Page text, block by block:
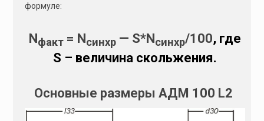
формуле:
Nфакт = Nсинхр — S*Nсинхр/100, где
S – величина скольжения.
Основные размеры АДМ 100 L2